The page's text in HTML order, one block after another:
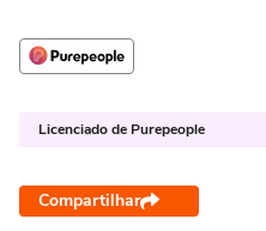
Licenciado de Purepeople
Compartilhar